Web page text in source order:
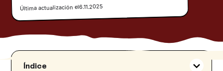
Última actualización el6.11.2025
Índice